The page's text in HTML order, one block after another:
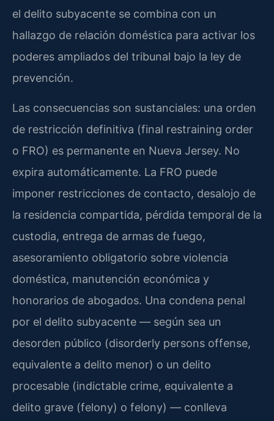
el delito subyacente se combina con un
hallazgo de relación doméstica para activar los
poderes ampliados del tribunal bajo la ley de
prevención.
Las consecuencias son sustanciales: una orden
de restricción definitiva (final restraining order
o FRO) es permanente en Nueva Jersey. No
expira automáticamente. La FRO puede
imponer restricciones de contacto, desalojo de
la residencia compartida, pérdida temporal de la
custodia, entrega de armas de fuego,
asesoramiento obligatorio sobre violencia
doméstica, manutención económica y
honorarios de abogados. Una condena penal
por el delito subyacente — según sea un
desorden público (disorderly persons offense,
equivalente a delito menor) o un delito
procesable (indictable crime, equivalente a
delito grave (felony) o felony) — conlleva